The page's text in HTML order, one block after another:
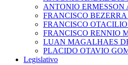
ANTONIO
FRANCISCO
FRANCISCO
FRANCISCO RENNIO
LUAN MAGALHAES
PLACIDO OTAVIO
Legislativo